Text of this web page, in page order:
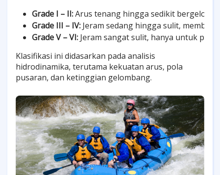
Grade I – II: Arus tenang hingga sedikit
Grade III – IV: Jeram sedang hingga sulit,
Grade V – VI: Jeram sangat sulit, hanya untuk
Klasifikasi ini didasarkan pada analisis
hidrodinamika, terutama kekuatan arus, pola
pusaran, dan ketinggian gelombang.